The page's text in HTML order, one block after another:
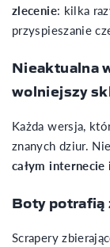
zlecenie: kilka
przyspieszanie
Nieaktualna
wolniejszy
Każda wersja,
znanych dziur.
całym
Boty potrafią
Scrapery